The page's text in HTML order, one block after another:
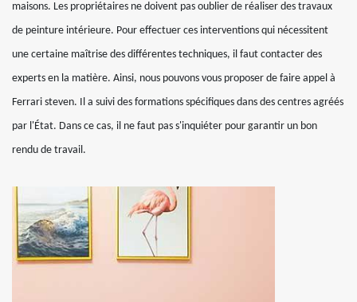
maisons. Les propriétaires ne doivent pas oublier de réaliser des travaux
de peinture intérieure. Pour effectuer ces interventions qui nécessitent
une certaine maîtrise des différentes techniques, il faut contacter des
experts en la matière. Ainsi, nous pouvons vous proposer de faire appel à
Ferrari steven. Il a suivi des formations spécifiques dans des centres agréés
par l'État. Dans ce cas, il ne faut pas s'inquiéter pour garantir un bon
rendu de travail.